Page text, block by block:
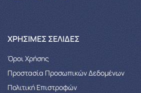
XΡΉΣΙΜΕΣ ΣΕΛΊΔΕΣ
Όροι Χρήσης
Προστασία Προσωπικών Δεδομένων
Πολιτική Επιστροφών